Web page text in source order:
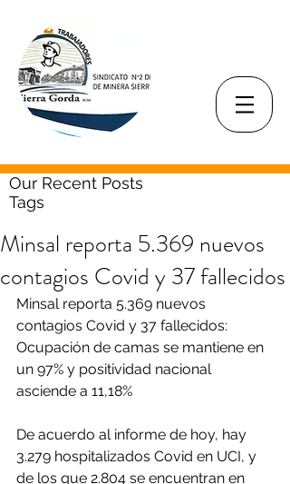
Our Recent Posts
Tags
Minsal reporta 5.369 nuevos
contagios Covid y 37 fallecidos
Minsal reporta 5.369 nuevos
contagios Covid y 37 fallecidos:
Ocupación de camas se mantiene en
un 97% y positividad nacional
asciende a 11,18%
De acuerdo al informe de hoy, hay
3.279 hospitalizados Covid en UCI, y
de los que 2.804 se encuentran en